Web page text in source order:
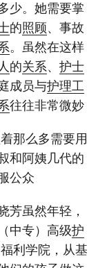
少。她需要掌
的照顾、事故
。虽然在这样
的关系、 护士
成员与护理工
往往非常微妙
那么多需要用
和阿姨几代的
公众
芳虽然年轻，
中专）高级护
利学院，从基